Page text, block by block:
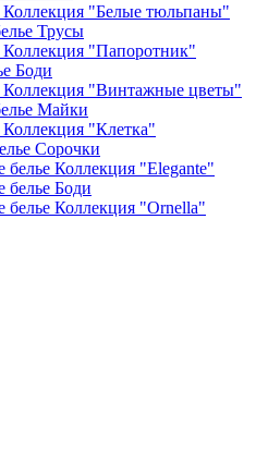
"Белые тюльпаны"
Трусы
"Папоротник"
Боди
"Винтажные цветы"
Майки
"Клетка"
Сорочки
белье Коллекция "Elegante"
белье Боди
белье Коллекция "Ornella"